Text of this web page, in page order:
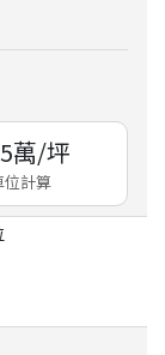
萬/坪
位計算